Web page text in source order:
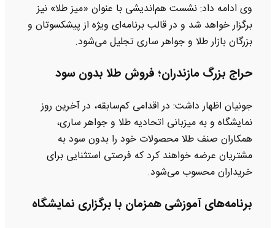
وی ادامه داد: نشست هم‌اندیشی با عنوان «میز طلا» نیز
برگزار خواهد شد و در قالب برنامه‌ای ویژه از پیشکسوتان و
بزرگان بازار طلا و جواهر ساری تجلیل می‌شود.
حراج بزرگ مازندران؛ فروش طلا بدون سود
جونیان اظهار داشت: در اقدامی کم‌سابقه، در آخرین روز
نمایشگاه و به میزبانی اتحادیه طلا و جواهر ساری،
همکاران صنف طلا محصولات خود را بدون سود به
مشتریان عرضه خواهند کرد که فرصتی استثنایی برای
خریداران محسوب می‌شود.
برنامه‌های آموزشی همزمان با برگزاری نمایشگاه